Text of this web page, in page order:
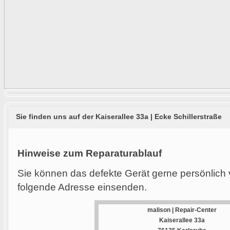
Sie finden uns auf der Kaiserallee 33a | Ecke Schillerstraße
Hinweise zum Reparaturablauf
Sie können das defekte Gerät gerne
folgende Adresse einsenden.
malison | Repair-Center
Kaiserallee 33a